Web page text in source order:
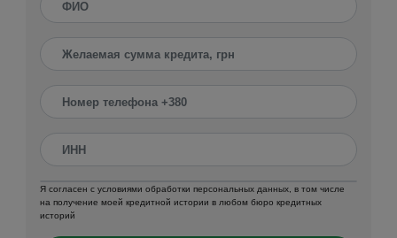
Я согласен с условиями обработки персональных данных, в том числе
на получение моей кредитной истории в любом бюро кредитных
историй